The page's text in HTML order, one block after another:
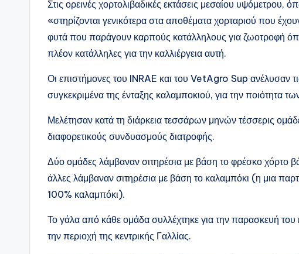
Στις ορεινές χορτολιβαδικές εκτάσεις μεσαίου υψόμετρου,
«στηρίζονται γενικότερα στα αποθέματα χορταριού που
φυτά που παράγουν καρπούς κατάλληλους για ζωοτροφή
πλέον κατάλληλες για την καλλιέργεια αυτή.
Οι επιστήμονες του INRAE και του VetAgro Sup ανέλυσαν
συγκεκριμένα της ένταξης καλαμποκιού, για την ποιότητα
Μελέτησαν κατά τη διάρκεια τεσσάρων μηνών τέσσερις
διαφορετικούς συνδυασμούς διατροφής.
Δύο ομάδες λάμβαναν σιτηρέσια με βάση το φρέσκο χόρτο
άλλες λάμβαναν σιτηρέσια με βάση το καλαμπόκι (η μια
100% καλαμπόκι).
Το γάλα από κάθε ομάδα συλλέχτηκε για την παρασκευή
την περιοχή της κεντρικής Γαλλίας.